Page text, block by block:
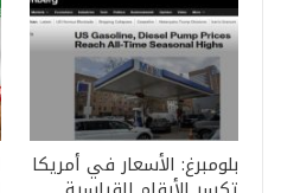
بلومبرغ: الأسعار في أمريكا